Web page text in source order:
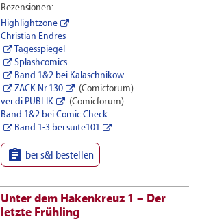
Rezensionen:
Highlightzone
Christian Endres
Tagesspiegel
Splashcomics
Band 1&2 bei Kalaschnikow
ZACK Nr.130
(Comicforum)
ver.di PUBLIK
(Comicforum)
Band 1&2 bei Comic Check
Band 1-3 bei suite101
 bei s&l bestellen
Unter dem Hakenkreuz 1 – Der
letzte Frühling